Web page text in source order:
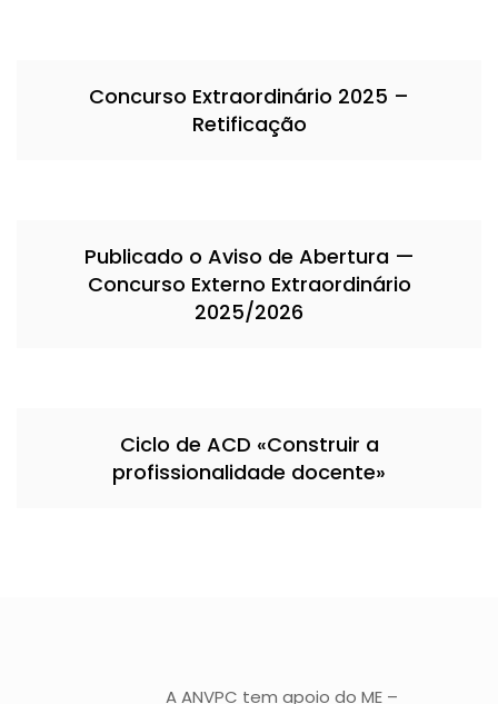
Concurso Extraordinário 2025 –
Retificação
Publicado o Aviso de Abertura —
Concurso Externo Extraordinário
2025/2026
Ciclo de ACD «Construir a
profissionalidade docente»
A ANVPC tem apoio do ME –